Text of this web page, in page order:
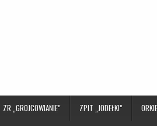
ZR „GROJCOWIANIE” ZPIT „JODEŁKI”